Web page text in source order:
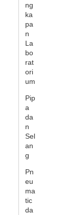
ng
ka
pa
n
La
bo
rat
ori
um
Pip
a
da
n
Sel
an
g
Pn
eu
ma
tic
da